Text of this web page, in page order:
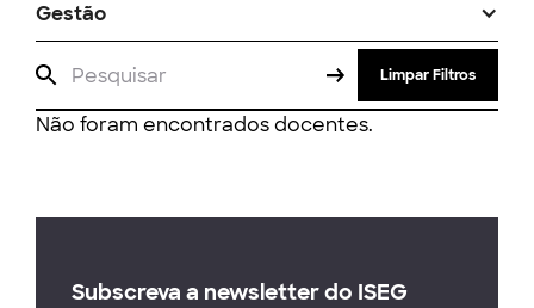
Gestão
Limpar Filtros
Não foram encontrados docentes.
Subscreva a newsletter do ISEG